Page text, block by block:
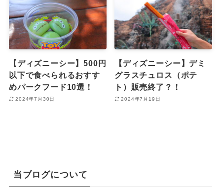
【ディズニーシー】500円
以下で食べられるおすす
めパークフード10選！
2024年7月30日
【ディズニーシー】デミ
グラスチュロス（ポテ
ト）販売終了？！
2024年7月19日
当ブログについて